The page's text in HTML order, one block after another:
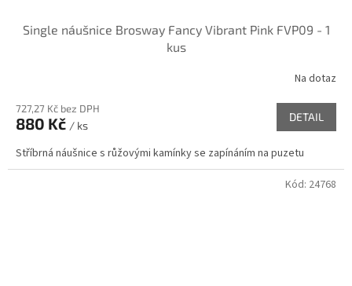
Single náušnice Brosway Fancy Vibrant Pink FVP09 - 1
kus
Na dotaz
727,27 Kč bez DPH
880 Kč / ks
DETAIL
Stříbrná náušnice s růžovými kamínky se zapínáním na puzetu
Kód: 24768